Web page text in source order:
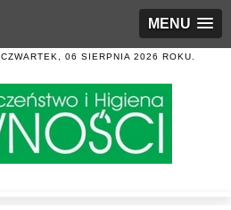
MENU
CZWARTEK, 06 SIERPNIA 2026 ROKU.